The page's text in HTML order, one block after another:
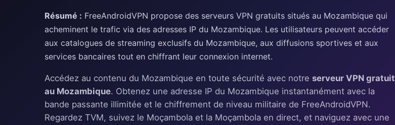
Résumé : FreeAndroidVPN propose des serveurs VPN gratuits situés au Mozambique qui
acheminent le trafic via des adresses IP du Mozambique. Les utilisateurs peuvent accéder
aux catalogues de streaming exclusifs du Mozambique, aux diffusions sportives et aux
services bancaires tout en chiffrant leur connexion internet.
Accédez au contenu du Mozambique en toute sécurité avec notre serveur VPN gratuit
au Mozambique. Obtenez une adresse IP du Mozambique instantanément avec la
bande passante illimitée et le chiffrement de niveau militaire de FreeAndroidVPN.
Regardez TVM, suivez le Moçambola et la Moçambola en direct, et naviguez avec une